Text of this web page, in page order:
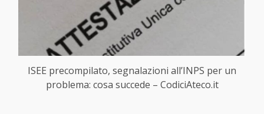
ISEE precompilato, segnalazioni all’INPS per un
problema: cosa succede – CodiciAteco.it